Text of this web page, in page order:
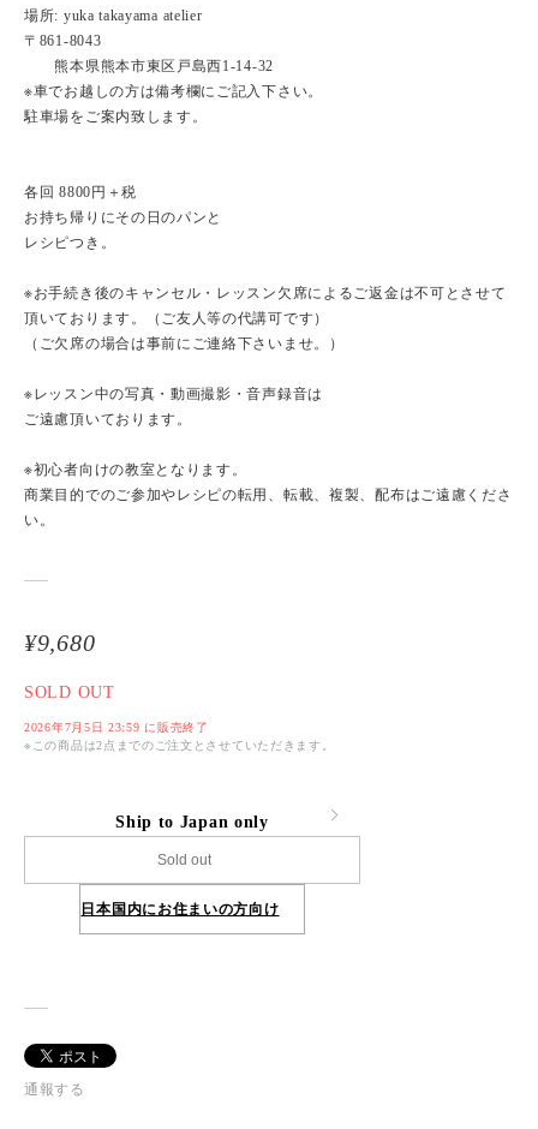
場所: yuka takayama atelier
〒861-8043
熊本県熊本市東区戸島西1-14-32
※車でお越しの方は備考欄にご記入下さい。
駐車場をご案内致します。
各回 8800円＋税
お持ち帰りにその日のパンと
レシピつき。
※お手続き後のキャンセル・レッスン欠席によるご返金は不可とさせて
頂いております。（ご友人等の代講可です）
（ご欠席の場合は事前にご連絡下さいませ。）
※レッスン中の写真・動画撮影・音声録音は
ご遠慮頂いております。
※初心者向けの教室となります。
商業目的でのご参加やレシピの転用、転載、複製、配布はご遠慮くださ
い。
¥9,680
SOLD OUT
2026年7月5日 23:59 に販売終了
※この商品は2点までのご注文とさせていただきます。
Ship to Japan only
Sold out
日本国内にお住まいの方向け
通報する